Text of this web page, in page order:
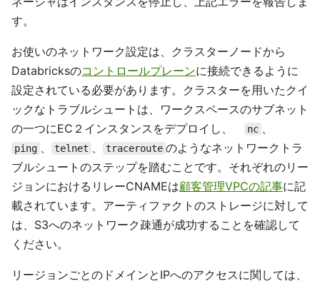
す。
お使いのネットワーク設定は、クラスターノードから
Databricksのコントロールプレーンに接続できるように
設定されている必要があります。クラスターを用いたクイ
ックなトラブルシュートは、ワークスペースのサブネット
の一つにEC２インスタンスをデプロイし、
nc 、
ping 、 telnet 、 traceroute のようなネットワークトラ
ブルシュートのステップを踏むことです。それぞれのリー
ジョンにおけるリレーCNAMEは顧客管理VPCの記事に記
載されています。アーティファクトのストレージに対して
は、S3へのネットワーク疎通が成功することを確認して
ください。
リージョンごとのドメインとIPへのアクセスに関しては、